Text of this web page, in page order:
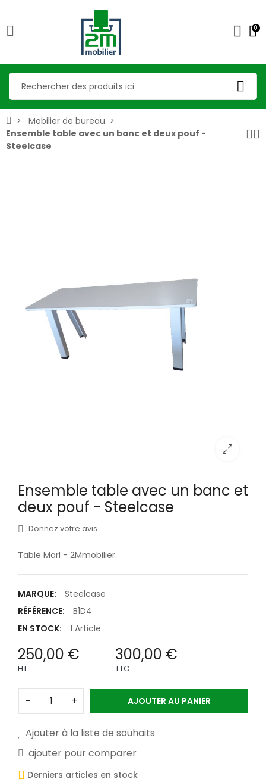
0
Mobilier de bureau
Ensemble table avec un banc et deux pouf -
Steelcase
Ensemble table avec un banc et
deux pouf - Steelcase
Donnez votre avis
Table Marl - 2Mmobilier
MARQUE:
Steelcase
RÉFÉRENCE:
B1D4
EN STOCK:
1 Article
250,00 €
HT
300,00 €
TTC
− + AJOUTER AU PANIER
Ajouter à la liste de souhaits
ajouter pour comparer
Derniers articles en stock